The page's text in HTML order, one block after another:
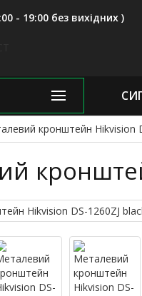
- 19:00 без вихідних )
кронштейн Hikvision